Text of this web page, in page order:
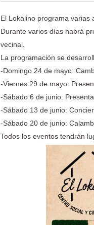
El Lokalino programa varias
Durante varios días habrá
vecinal.
La programación se
-Domingo 24 de mayo:
-Viernes 29 de mayo:
-Sábado 6 de junio:
-Sábado 13 de junio:
-Sábado 20 de junio:
Todos los eventos tendrán